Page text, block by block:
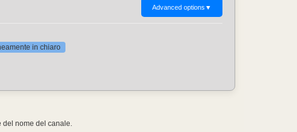
Advanced options ▼
in chiaro
del nome del canale.